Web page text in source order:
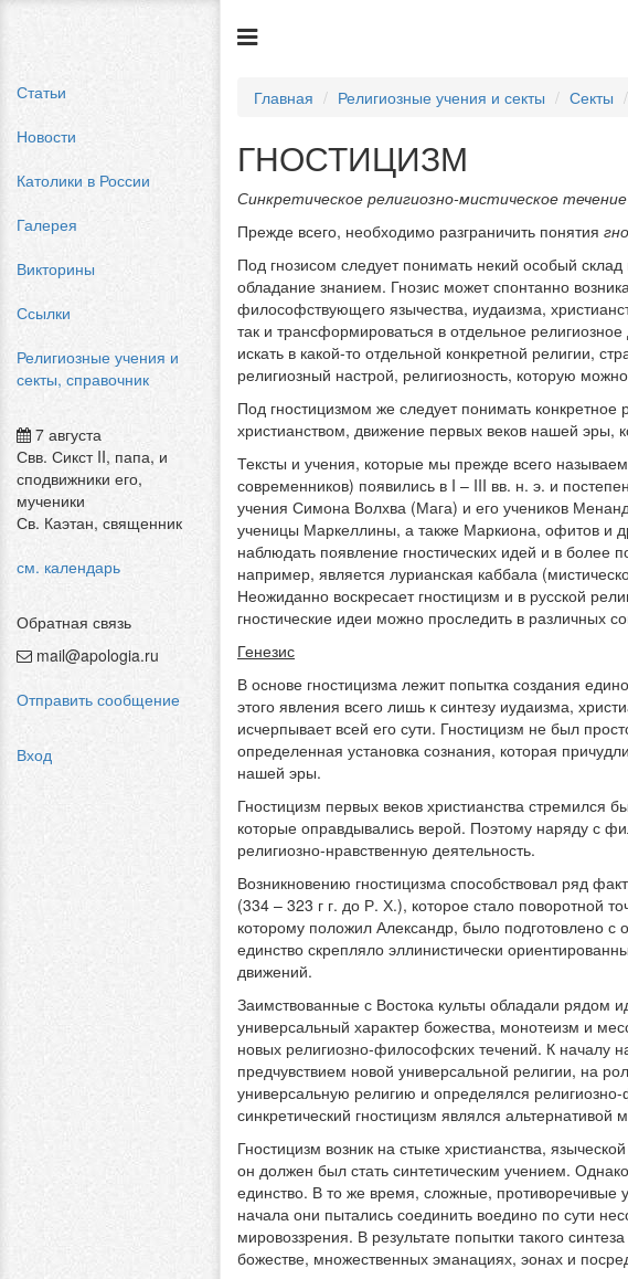
Статьи
Новости
Католики в России
Галерея
Викторины
Ссылки
Религиозные учения и
секты, справочник
7 августа
Свв. Сикст II, папа, и
сподвижники его,
мученики
Св. Каэтан, священник
см. календарь
Обратная связь
mail@apologia.ru
Отправить сообщение
Вход
Главная Религиозные учения и секты Секты
ГНОСТИЦИЗМ
Синкретическое религиозно-мистическое течение
Прежде всего, необходимо разграничить понятия
Под гнозисом следует понимать некий особый
обладание знанием. Гнозис может спонтанно
философствующего язычества, иудаизма,
так и трансформироваться в отдельное
искать в какой-то отдельной конкретной религии,
религиозный настрой, религиозность, которую
Под гностицизмом же следует понимать
христианством, движение первых веков нашей эры,
Тексты и учения, которые мы прежде всего
современников) появились в I – III вв. н. э. и
учения Симона Волхва (Мага) и его учеников
ученицы Маркеллины, а также Маркиона, офитов и
наблюдать появление гностических идей и в более
например, является лурианская каббала
Неожиданно воскресает гностицизм и в русской
гностические идеи можно проследить в различных
Генезис
В основе гностицизма лежит попытка создания
этого явления всего лишь к синтезу иудаизма,
исчерпывает всей его сути. Гностицизм не был
определенная установка сознания, которая
нашей эры.
Гностицизм первых веков христианства стремился
которые оправдывались верой. Поэтому наряду с
религиозно-нравственную деятельность.
Возникновению гностицизма способствовал ряд
(334 – 323 г г. до Р. Х.), которое стало поворотной
которому положил Александр, было подготовлено с
единство скрепляло эллинистически
движений.
Заимствованные с Востока культы обладали рядом
универсальный характер божества, монотеизм и
новых религиозно-философских течений. К началу
предчувствием новой универсальной религии, на
универсальную религию и определялся
синкретический гностицизм являлся альтернативой
Гностицизм возник на стыке христианства,
он должен был стать синтетическим учением.
единство. В то же время, сложные, противоречивые
начала они пытались соединить воедино по сути
мировоззрения. В результате попытки такого
божестве, множественных эманациях, эонах и